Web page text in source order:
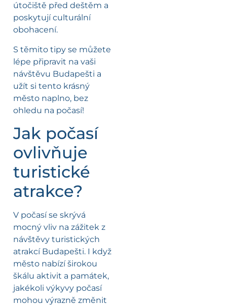
útočiště před deštěm a
poskytují culturální
obohacení.
S těmito tipy se můžete
lépe připravit na vaši
návštěvu Budapešti a
užít si tento krásný
město naplno, bez
ohledu na počasí!
Jak počasí
ovlivňuje
turistické
atrakce?
V počasí se skrývá
mocný vliv na zážitek z
návštěvy turistických
atrakcí Budapešti. I když
město nabízí širokou
škálu aktivit a památek,
jakékoli výkyvy počasí
mohou výrazně změnit